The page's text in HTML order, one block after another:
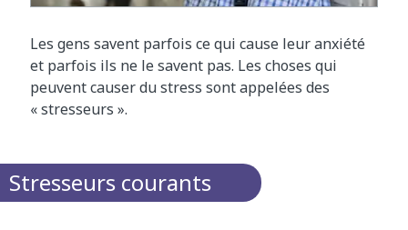
Les gens savent parfois ce qui cause leur anxiété
et parfois ils ne le savent pas. Les choses qui
peuvent causer du stress sont appelées des
« stresseurs ».
Stresseurs courants